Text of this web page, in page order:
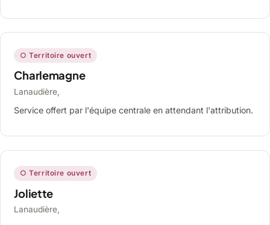
○ Territoire ouvert
Charlemagne
Lanaudière,
Service offert par l'équipe centrale en attendant l'attribution.
○ Territoire ouvert
Joliette
Lanaudière,